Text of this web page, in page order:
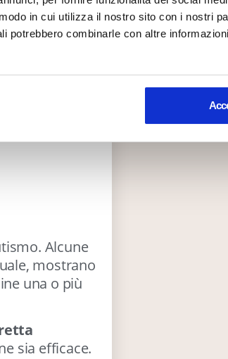
in cui utilizza il nostro sito con i nostri
potrebbero combinarle con altre
le
Alcune
mostrano
una o più
sia efficace.